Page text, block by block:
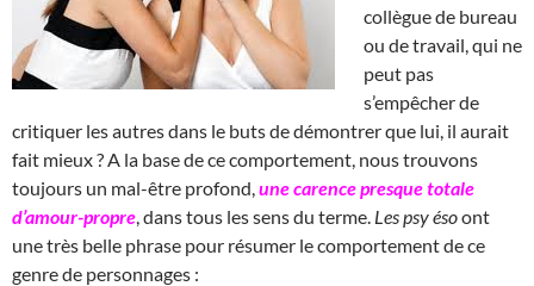
collègue de bureau
ou de travail, qui ne
peut pas
s’empêcher de
critiquer les autres dans le buts de démontrer que lui, il aurait
fait mieux ? A la base de ce comportement, nous trouvons
toujours un mal-être profond, une carence presque totale
d’amour-propre , dans tous les sens du terme. Les psy ésoont
une très belle phrase pour résumer le comportement de ce
genre de personnages :